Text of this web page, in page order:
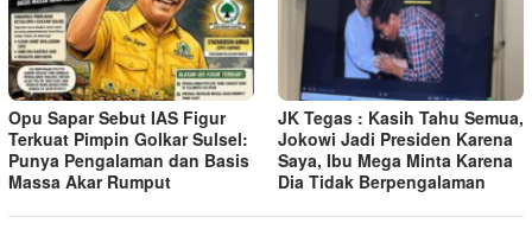
Opu Sapar Sebut IAS Figur
Terkuat Pimpin Golkar Sulsel:
Punya Pengalaman dan Basis
Massa Akar Rumput
JK Tegas : Kasih Tahu Semua,
Jokowi Jadi Presiden Karena
Saya, Ibu Mega Minta Karena
Dia Tidak Berpengalaman